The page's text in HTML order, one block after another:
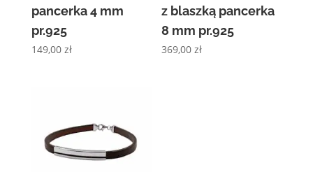
pancerka 4 mm
pr.925
149,00 zł
z blaszką pancerka
8 mm pr.925
369,00zł